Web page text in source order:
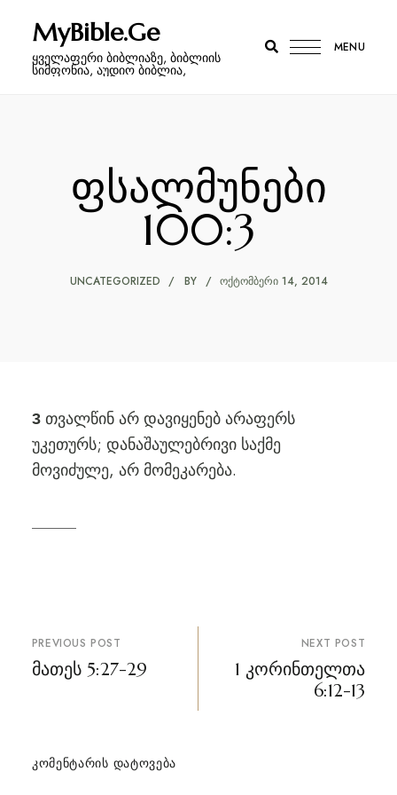
MyBible.Ge
ყველაფერი ბიბლიაზე, ბიბლიის
სიმფონია, აუდიო ბიბლია,
MENU
ფსალმუნები
100:3
UNCATEGORIZED BY ᲝᲥᲢᲝᲛᲑᲔᲠᲘ 14, 2014
3 თვალწინ არ დავიყენებ არაფერს
უკეთურს; დანაშაულებრივი საქმე
მოვიძულე, არ მომეკარება.
პოსტის
ნავიგაცია
PREVIOUS POST
მათეს 5:27-29
NEXT POST
1 კორინთელთა
6:12-13
ᲙᲝᲛᲔᲜᲢᲐᲠᲘᲡ ᲓᲐᲢᲝᲕᲔᲑᲐ